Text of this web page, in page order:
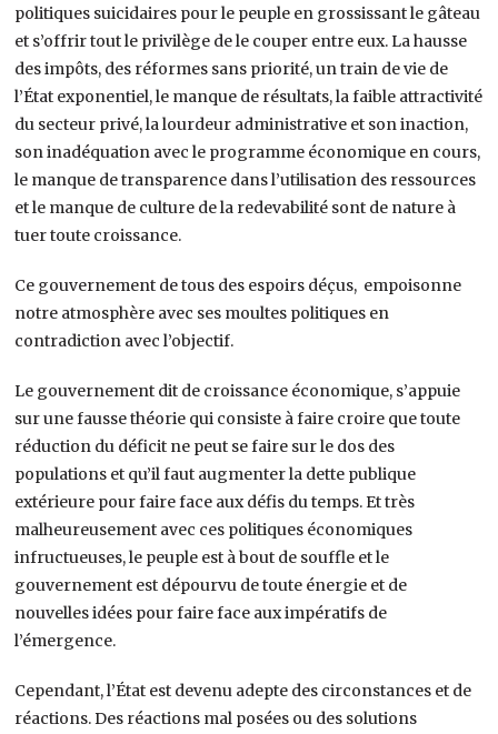
politiques suicidaires pour le peuple en grossissant le gâteau
et s’offrir tout le privilège de le couper entre eux. La hausse
des impôts, des réformes sans priorité, un train de vie de
l’État exponentiel, le manque de résultats, la faible attractivité
du secteur privé, la lourdeur administrative et son inaction,
son inadéquation avec le programme économique en cours,
le manque de transparence dans l’utilisation des ressources
et le manque de culture de la redevabilité sont de nature à
tuer toute croissance.
Ce gouvernement de tous des espoirs déçus, empoisonne
notre atmosphère avec ses moultes politiques en
contradiction avec l’objectif.
Le gouvernement dit de croissance économique, s’appuie
sur une fausse théorie qui consiste à faire croire que toute
réduction du déficit ne peut se faire sur le dos des
populations et qu’il faut augmenter la dette publique
extérieure pour faire face aux défis du temps. Et très
malheureusement avec ces politiques économiques
infructueuses, le peuple est à bout de souffle et le
gouvernement est dépourvu de toute énergie et de
nouvelles idées pour faire face aux impératifs de
l’émergence.
Cependant, l’État est devenu adepte des circonstances et de
réactions. Des réactions mal posées ou des solutions